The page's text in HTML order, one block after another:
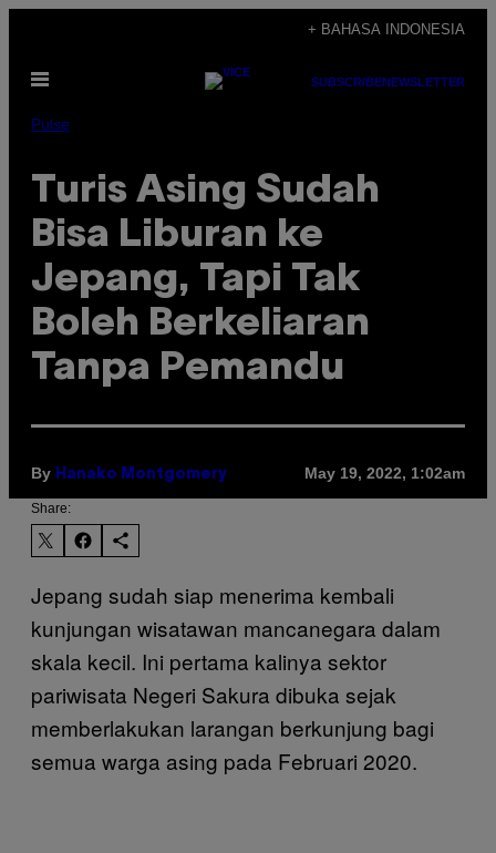
content
+ BAHASA INDONESIA
Open
SUBSCRIBENEWSLETTER
Pulse
Turis Asing Sudah
Bisa Liburan ke
Jepang, Tapi Tak
Boleh Berkeliaran
Tanpa Pemandu
By Hanako Montgomery May 19, 2022, 1:02am
Share:
Jepang sudah siap menerima kembali
kunjungan wisatawan mancanegara dalam
skala kecil. Ini pertama kalinya sektor
pariwisata Negeri Sakura dibuka sejak
memberlakukan larangan berkunjung bagi
semua warga asing pada Februari 2020.